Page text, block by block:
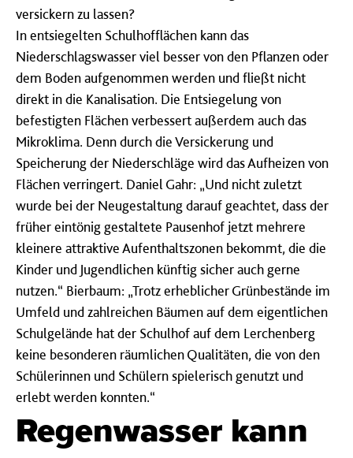
versickern zu lassen?
In entsiegelten Schulhofflächen kann das
Niederschlagswasser viel besser von den Pflanzen oder
dem Boden aufgenommen werden und fließt nicht
direkt in die Kanalisation. Die Entsiegelung von
befestigten Flächen verbessert außerdem auch das
Mikroklima. Denn durch die Versickerung und
Speicherung der Niederschläge wird das Aufheizen von
Flächen verringert. Daniel Gahr: „Und nicht zuletzt
wurde bei der Neugestaltung darauf geachtet, dass der
früher eintönig gestaltete Pausenhof jetzt mehrere
kleinere attraktive Aufenthaltszonen bekommt, die die
Kinder und Jugendlichen künftig sicher auch gerne
nutzen.“ Bierbaum: „Trotz erheblicher Grünbestände im
Umfeld und zahlreichen Bäumen auf dem eigentlichen
Schulgelände hat der Schulhof auf dem Lerchenberg
keine besonderen räumlichen Qualitäten, die von den
Schülerinnen und Schülern spielerisch genutzt und
erlebt werden konnten.“
Regenwasser kann